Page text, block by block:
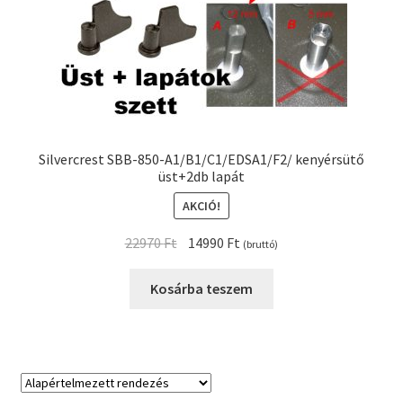
Silvercrest SBB-850-A1/B1/C1/EDSA1/F2/ kenyérsütő
üst+2db lapát
AKCIÓ!
22970Ft Original
was:
14990 Ft Current
is:
(bruttó)
Kosárba teszem